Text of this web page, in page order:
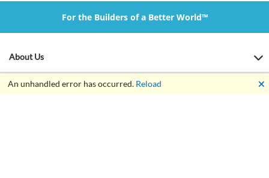
An unhandled error has occurred. Reload 🗙
For the Builders of a Better World™
About Us
Our Online Tools